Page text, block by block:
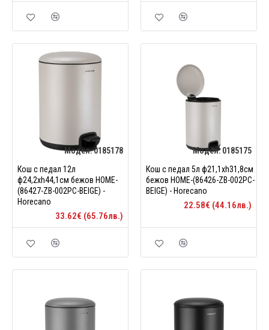
Модел:0185178
Кош с педал 12л
ф24,2xh44,1см бежов HOME-
(86427-ZB-002PC-BEIGE) -
Horecano
33.62€ (65.76лв.)
Модел: 0185175
Кош с педал 5л ф21,1xh31,8см
бежов HOME-(86426-ZB-002PC-
BEIGE) - Horecano
22.58€ (44.16лв.)